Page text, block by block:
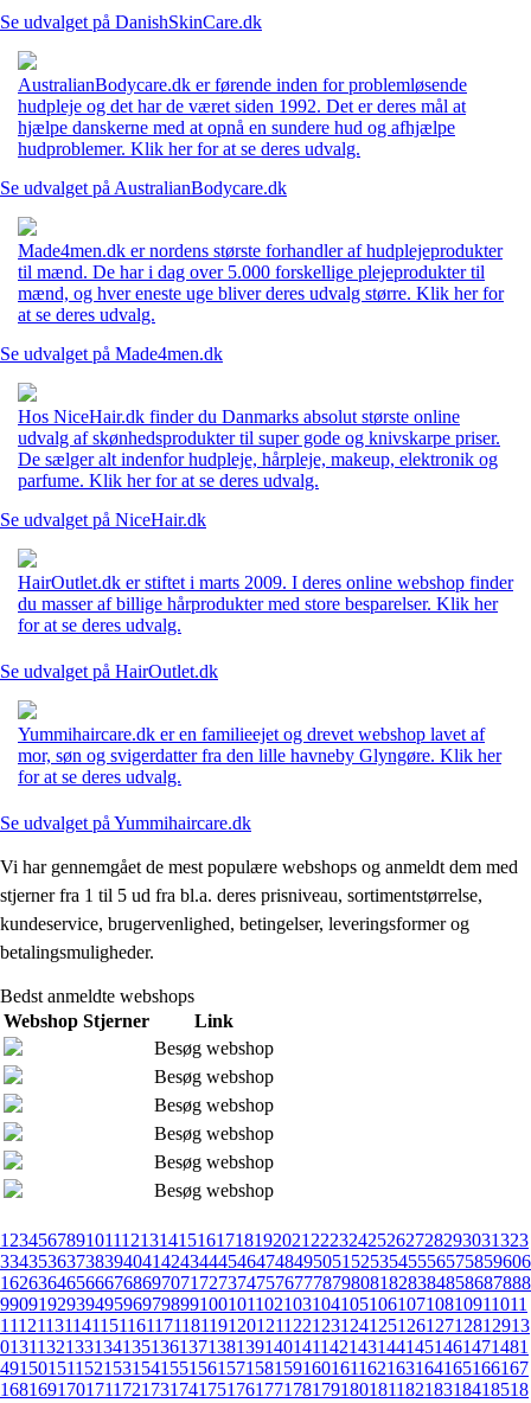
Se udvalget på DanishSkinCare.dk
AustralianBodycare.dk er førende inden for problemløsende
hudpleje og det har de været siden 1992. Det er deres mål at
hjælpe danskerne med at opnå en sundere hud og afhjælpe
hudproblemer. Klik her for at se deres udvalg.
Se udvalget på AustralianBodycare.dk
Made4men.dk er nordens største forhandler af hudplejeprodukter
til mænd. De har i dag over 5.000 forskellige plejeprodukter til
mænd, og hver eneste uge bliver deres udvalg større. Klik her for
at se deres udvalg.
Se udvalget på Made4men.dk
Hos NiceHair.dk finder du Danmarks absolut største online
udvalg af skønhedsprodukter til super gode og knivskarpe priser.
De sælger alt indenfor hudpleje, hårpleje, makeup, elektronik og
parfume. Klik her for at se deres udvalg.
Se udvalget på NiceHair.dk
HairOutlet.dk er stiftet i marts 2009. I deres online webshop finder
du masser af billige hårprodukter med store besparelser. Klik her
for at se deres udvalg.
Se udvalget på HairOutlet.dk
Yummihaircare.dk er en familieejet og drevet webshop lavet af
mor, søn og svigerdatter fra den lille havneby Glyngøre. Klik her
for at se deres udvalg.
Se udvalget på Yummihaircare.dk
Vi har gennemgået de mest populære webshops og anmeldt dem med
stjerner fra 1 til 5 ud fra bl.a. deres prisniveau, sortimentstørrelse,
kundeservice, brugervenlighed, betingelser, leveringsformer og
betalingsmuligheder.
Bedst anmeldte webshops
Webshop Stjerner
Link
Besøg webshop
Besøg webshop
Besøg webshop
Besøg webshop
Besøg webshop
Besøg webshop
1 23456789101112131415161718192021 22232425262728293031323
3343536373839404142434445464748495051 5253545556575859606
162636465666768697071 72737475767778798081828384858687888
99091929394959697989910010110210310410510610710810911011
1 11211311411511611711811912012112212312412512612712812913
01311321331341351361371381391401411421431441451461471481
49150151152153154155156157158159160161162163164165166167
16816917017117217317417517617717817918018118218318418518